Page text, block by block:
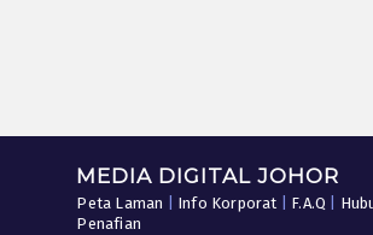
MEDIA DIGITAL JOHOR
Peta Laman Info Korporat F.A.Q
Penafian